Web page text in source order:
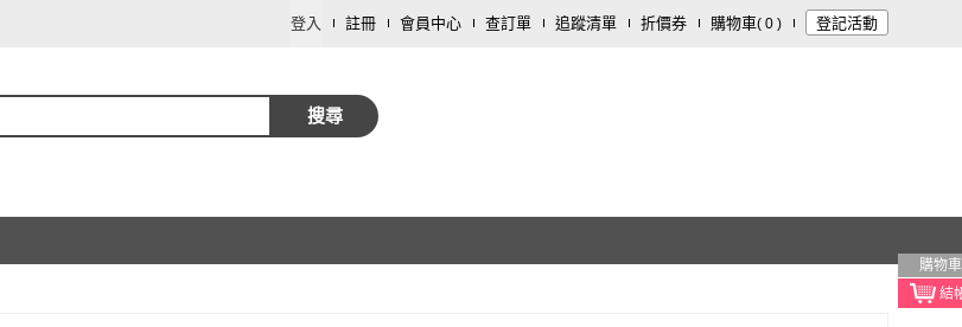
登入 註冊 會員中心 查訂單 追蹤清單 折價券 購物車( 0 ) 登記活動
搜尋
購物車